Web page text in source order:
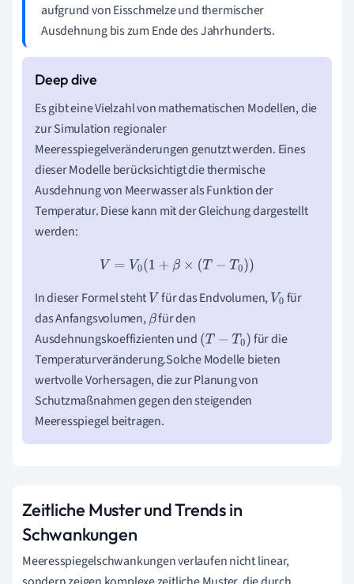
aufgrund von Eisschmelze und thermischer
Ausdehnung bis zum Ende des Jahrhunderts.
Es gibt eine Vielzahl von mathematischen Modellen, die
zur Simulation regionaler
Meeresspiegelveränderungen genutzt werden. Eines
dieser Modelle berücksichtigt die thermische
Ausdehnung von Meerwasser als Funktion der
Temperatur. Diese kann mit der Gleichung dargestellt
werden:
V=V0 (1+ β×(T −T0 ))
In dieser Formel steht V für das Endvolumen, V0 für
das Anfangsvolumen,βfür den
Ausdehnungskoeffizienten und (T− T0 )
für die
Temperaturveränderung.Solche Modelle bieten
wertvolle Vorhersagen, die zur Planung von
Schutzmaßnahmen gegen den steigenden
Meeresspiegel beitragen.
Zeitliche Muster und Trends in
Schwankungen
Meeresspiegelschwankungen verlaufen nicht linear,